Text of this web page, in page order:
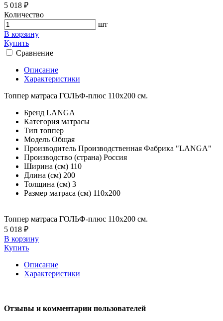
5 018 ₽
Количество
шт
В корзину
Купить
Сравнение
Описание
Характеристики
Топпер матраса ГОЛЬФ-плюс 110х200 см.
Бренд LANGA
Категория матрасы
Тип топпер
Модель Общая
Производитель Производственная Фабрика "LANGA"
Производство (страна) Россия
Ширина (см) 110
Длина (см) 200
Толщина (см) 3
Размер матраса (см) 110х200
Топпер матраса ГОЛЬФ-плюс 110х200 см.
5 018 ₽
В корзину
Купить
Описание
Характеристики
Отзывы и комментарии пользователей